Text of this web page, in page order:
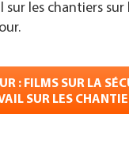
sur les chantiers sur
: FILMS SUR LA
SUR LES